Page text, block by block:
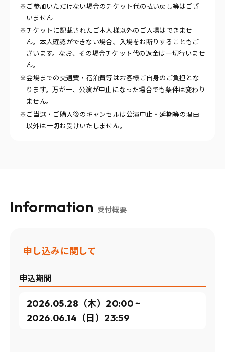
※ご参加いただけない場合のチケット代の払い戻し等はござ
いません
※チケットに記載されたご本人様以外のご入場はできませ
ん。本人確認ができない場合、入場をお断りすることもご
ざいます。なお、その場合チケット代の返金は一切行いませ
ん。
※会場までの交通費・宿泊費等はお客様ご自身のご負担とな
ります。万が一、公演が中止になった場合でも条件は変わり
ません。
※ご当選・ご購入後のキャンセルは公演中止・延期等の理由
以外は一切お受けいたしません。
Information 受付概要
申し込みに関して
申込期間
2026.05.28（木）20:00 ~
2026.06.14（日）23:59